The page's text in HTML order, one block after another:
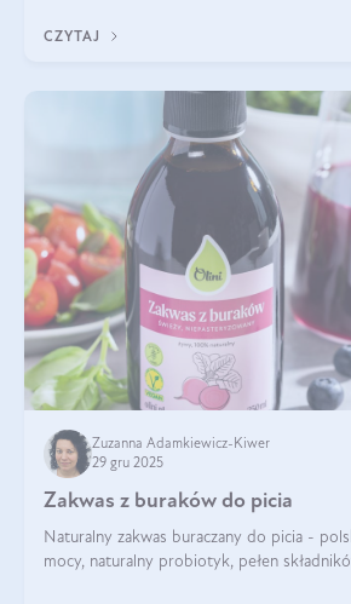
bydlęcy.
CZYTAJ
Zuzanna Adamkiewicz-Kiwer
29 gru 2025
Zakwas z buraków do picia
Naturalny zakwas buraczany do picia -
mocy, naturalny probiotyk, pełen